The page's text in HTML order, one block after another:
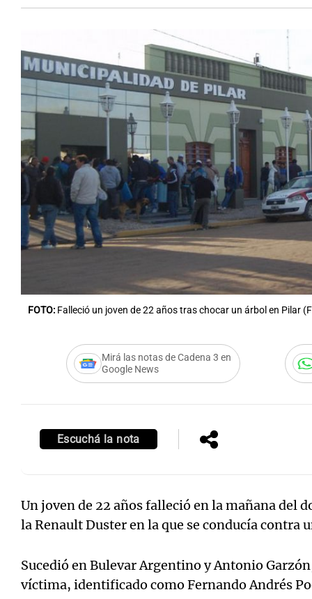
FOTO: Falleció un joven de 22 años tras chocar un árbol en Pilar
Mirá las notas de Cadena 3 en
Google News
Escuchá la nota
Un joven de 22 años falleció en la mañana del
la Renault Duster en la que se conducía contra
Sucedió en Bulevar Argentino y Antonio
víctima, identificado como Fernando Andrés
Notas Notas